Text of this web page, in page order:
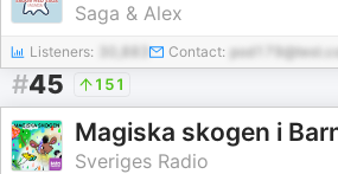
Saga & Alex
Listeners: Contact:
#45 151
Magiska skogen i
Sveriges Radio